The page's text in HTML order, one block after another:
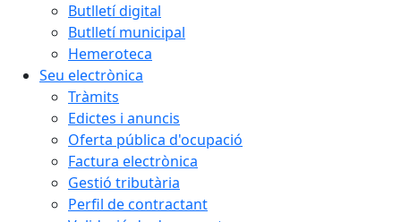
Butlletí digital
Butlletí municipal
Hemeroteca
Seu electrònica
Tràmits
Edictes i anuncis
Oferta pública d'ocupació
Factura electrònica
Gestió tributària
Perfil de contractant